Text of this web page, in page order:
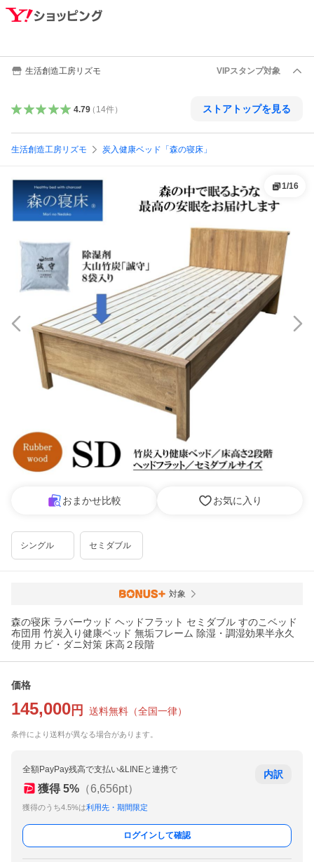
生活創造工房リズモ VIPスタンプ対象
4.79（ 14件） ストアトップを見る
生活創造工房リズモ 炭入健康ベッド「森の寝床」
1/16
おまかせ比較 お気に入り
シングル セミダブル
対象
森の寝床 ラバーウッド ヘッドフラット セミダブル すのこベッド
布団用 竹炭入り健康ベッド 無垢フレーム 除湿・調湿効果半永久
使用 カビ・ダニ対策 床高２段階
価格
145,000 円 送料無料 （全国一律）
条件により送料が異なる場合があります。
全額PayPay残高で支払い&LINEと連携で
獲得 5% （6,656pt）
獲得のうち4.5%は利用先・期間限定
内訳
ログインして確認